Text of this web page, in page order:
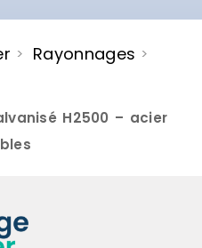
> Rayonnages >
H2500 – acier